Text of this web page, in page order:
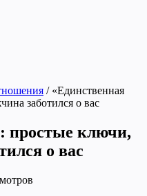
/ «Единственная
заботился о вас
простые ключи,
о вас